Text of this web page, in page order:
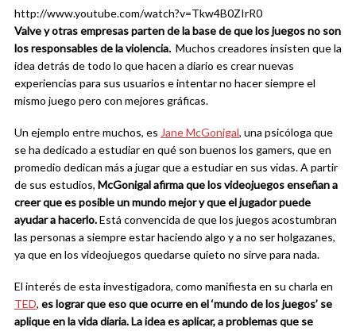
http://www.youtube.com/watch?v=Tkw4B0ZIrR0
Valve y otras empresas parten de la base de que los juegos no son
los responsables de la violencia. Muchos creadores insisten que la
idea detrás de todo lo que hacen a diario es crear nuevas
experiencias para sus usuarios e intentar no hacer siempre el
mismo juego pero con mejores gráficas.
Un ejemplo entre muchos, es Jane McGonigal, una psicóloga que
se ha dedicado a estudiar en qué son buenos los gamers, que en
promedio dedican más a jugar que a estudiar en sus vidas. A partir
de sus estudios, McGonigal afirma que los videojuegos enseñan a
creer que es posible un mundo mejor y que el jugador puede
ayudar a hacerlo.Está convencida de que los juegos acostumbran
las personas a siempre estar haciendo algo y a no ser holgazanes,
ya que en los videojuegos quedarse quieto no sirve para nada.
El interés de esta investigadora, como manifiesta en su charla en
TED, es lograr que eso que ocurre en el ‘mundo de los juegos’ se
aplique en la vida diaria. La idea es aplicar,a problemas que se